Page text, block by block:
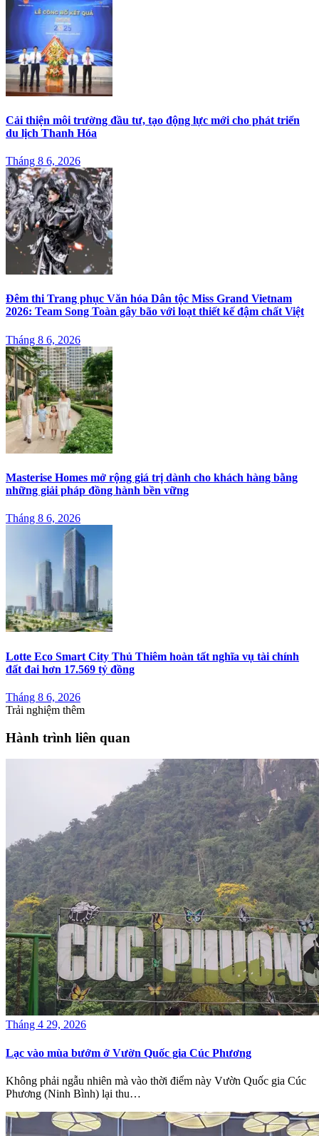
Cải thiện môi trường đầu tư, tạo động lực mới cho phát triển
du lịch Thanh Hóa
Tháng 8 6, 2026
Đêm thi Trang phục Văn hóa Dân tộc Miss Grand Vietnam
2026: Team Song Toàn gây bão với loạt thiết kế đậm chất Việt
Tháng 8 6, 2026
Masterise Homes mở rộng giá trị dành cho khách hàng bằng
những giải pháp đồng hành bền vững
Tháng 8 6, 2026
Lotte Eco Smart City Thủ Thiêm hoàn tất nghĩa vụ tài chính
đất đai hơn 17.569 tỷ đồng
Tháng 8 6, 2026
Trải nghiệm thêm
Hành trình liên quan
Tháng 4 29, 2026
Lạc vào mùa bướm ở Vườn Quốc gia Cúc Phương
Không phải ngẫu nhiên mà vào thời điểm này Vườn Quốc gia Cúc
Phương (Ninh Bình) lại thu…